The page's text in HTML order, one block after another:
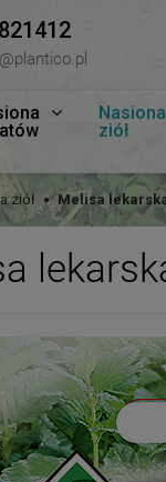
Nasiona
ziół
ziół Melisa